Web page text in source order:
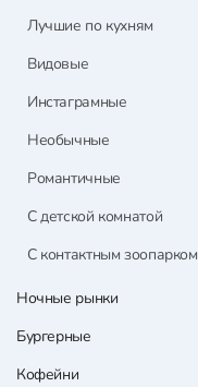
Лучшие по кухням
Видовые
Инстаграмные
Необычные
Романтичные
С детской комнатой
С контактным зоопарком
Ночные рынки
Бургерные
Кофейни